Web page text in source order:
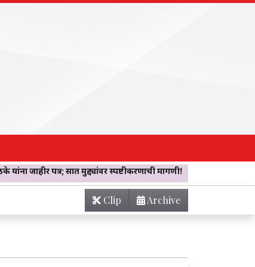
मुद्द्यांवर स्पष्टीकरणाची मागणी! CRIME NEWS! कारमध्ये
Archive
Clip